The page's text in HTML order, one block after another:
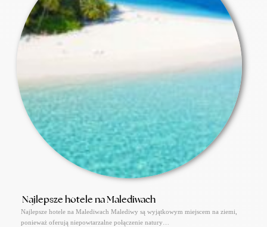
Najlepsze hotele na Malediwach
Najlepsze hotele na Malediwach Malediwy są wyjątkowym miejscem na ziemi,
ponieważ oferują niepowtarzalne połączenie natury…